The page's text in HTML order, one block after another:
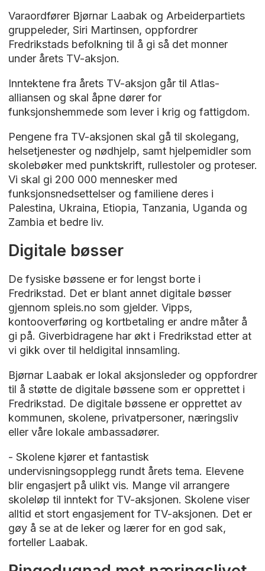
Varaordfører Bjørnar Laabak og Arbeiderpartiets
gruppeleder, Siri Martinsen, oppfordrer
Fredrikstads befolkning til å gi så det monner
under årets TV-aksjon.
Inntektene fra årets TV-aksjon går til Atlas-
alliansen og skal åpne dører for
funksjonshemmede som lever i krig og fattigdom.
Pengene fra TV-aksjonen skal gå til skolegang,
helsetjenester og nødhjelp, samt hjelpemidler som
skolebøker med punktskrift, rullestoler og proteser.
Vi skal gi 200 000 mennesker med
funksjonsnedsettelser og familiene deres i
Palestina, Ukraina, Etiopia, Tanzania, Uganda og
Zambia et bedre liv.
Digitale bøsser
De fysiske bøssene er for lengst borte i
Fredrikstad. Det er blant annet digitale bøsser
gjennom spleis.no som gjelder. Vipps,
kontooverføring og kortbetaling er andre måter å
gi på. Giverbidragene har økt i Fredrikstad etter at
vi gikk over til heldigital innsamling.
Bjørnar Laabak er lokal aksjonsleder og oppfordrer
til å støtte de digitale bøssene som er opprettet i
Fredrikstad. De digitale bøssene er opprettet av
kommunen, skolene, privatpersoner, næringsliv
eller våre lokale ambassadører.
- Skolene kjører et fantastisk
undervisningsopplegg rundt årets tema. Elevene
blir engasjert på ulikt vis. Mange vil arrangere
skoleløp til inntekt for TV-aksjonen. Skolene viser
alltid et stort engasjement for TV-aksjonen. Det er
gøy å se at de leker og lærer for en god sak,
forteller Laabak.